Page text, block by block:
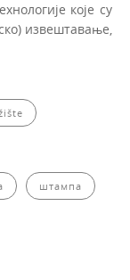
које су
извештавање,
штампа